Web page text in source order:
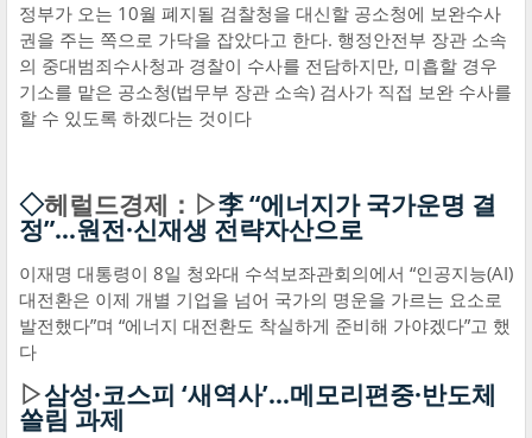
정부가 오는 10월 폐지될 검찰청을 대신할 공소청에 보완수사
권을 주는 쪽으로 가닥을 잡았다고 한다. 행정안전부 장관 소속
의 중대범죄수사청과 경찰이 수사를 전담하지만, 미흡할 경우
기소를 맡은 공소청(법무부 장관 소속) 검사가 직접 보완 수사를
할 수 있도록 하겠다는 것이다
◇헤럴드경제：▷李 “에너지가 국가운명 결
정”…원전·신재생 전략자산으로
이재명 대통령이 8일 청와대 수석보좌관회의에서 “인공지능(AI)
대전환은 이제 개별 기업을 넘어 국가의 명운을 가르는 요소로
발전했다”며 “에너지 대전환도 착실하게 준비해 가야겠다”고 했
다
▷삼성·코스피 ‘새역사’…메모리편중·반도체
쏠림 과제